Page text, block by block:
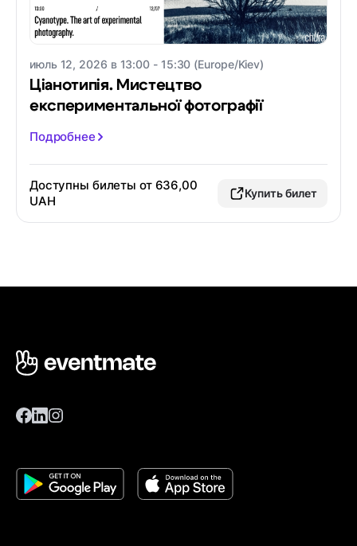
июль 12, 2026 в 13:00 - 15:30 (Europe/Kiev)
Ціанотипія. Мистецтво
експериментальної фотографії
Подробнее
Доступны билеты от 636,00
UAH
Купить билет